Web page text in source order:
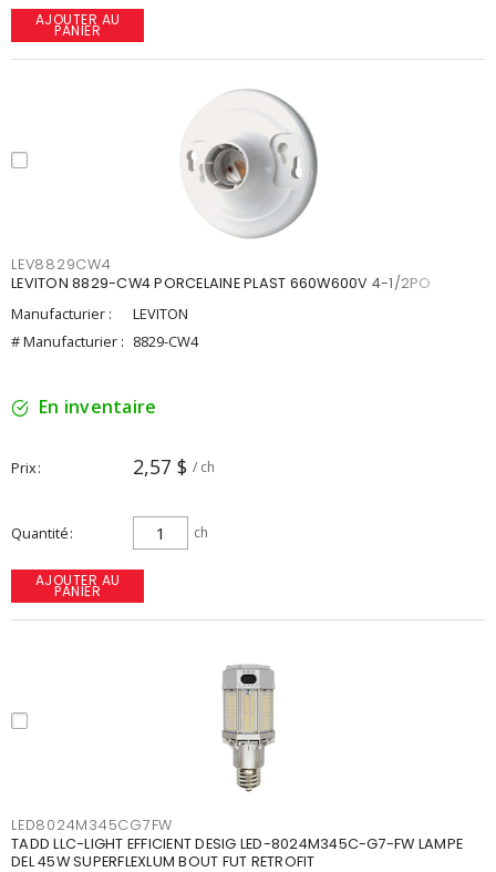
AJOUTER AU
PANIER
LEV8829CW4
LEVITON 8829-CW4 PORCELAINE PLAST 660W600V 4-1/2PO
Manufacturier :
LEVITON
# Manufacturier : 8829-CW4
En inventaire
Prix 2,57 $ / ch
Quantité ch
AJOUTER AU
PANIER
LED8024M345CG7FW
TADD LLC-LIGHT EFFICIENT DESIG LED-8024M345C-G7-FW LAMPE
DEL 45W SUPERFLEXLUM BOUT FUT RETROFIT